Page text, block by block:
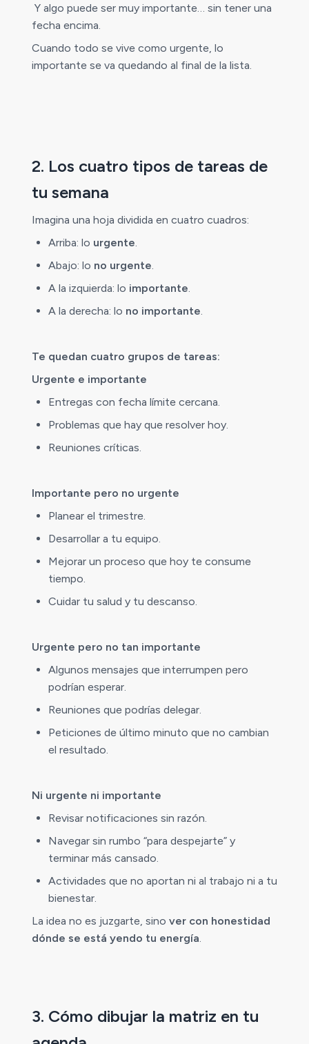
Y algo puede ser muy importante… sin tener una
fecha encima.
Cuando todo se vive como urgente, lo
importante se va quedando al final de la lista.
2. Los cuatro tipos de tareas de
tu semana
Imagina una hoja dividida en cuatro cuadros:
Arriba: lo urgente
Abajo: lo no urgente
A la izquierda: lo importante
A la derecha: lo no importante
Te quedan cuatro grupos de tareas:
Urgente e importante
Entregas con fecha límite cercana.
Problemas que hay que resolver hoy.
Reuniones críticas.
Importante pero no urgente
Planear el trimestre.
Desarrollar a tu equipo.
Mejorar un proceso que hoy te consume
tiempo.
Cuidar tu salud y tu descanso.
Urgente pero no tan importante
Algunos mensajes que interrumpen pero
podrían esperar.
Reuniones que podrías delegar.
Peticiones de último minuto que no cambian
el resultado.
Ni urgente ni importante
Revisar notificaciones sin razón.
Navegar sin rumbo “para despejarte” y
terminar más cansado.
Actividades que no aportan ni al trabajo ni a tu
bienestar.
La idea no es juzgarte, sino ver con honestidad
dónde se está yendo tu energía
3. Cómo dibujar la matriz en tu